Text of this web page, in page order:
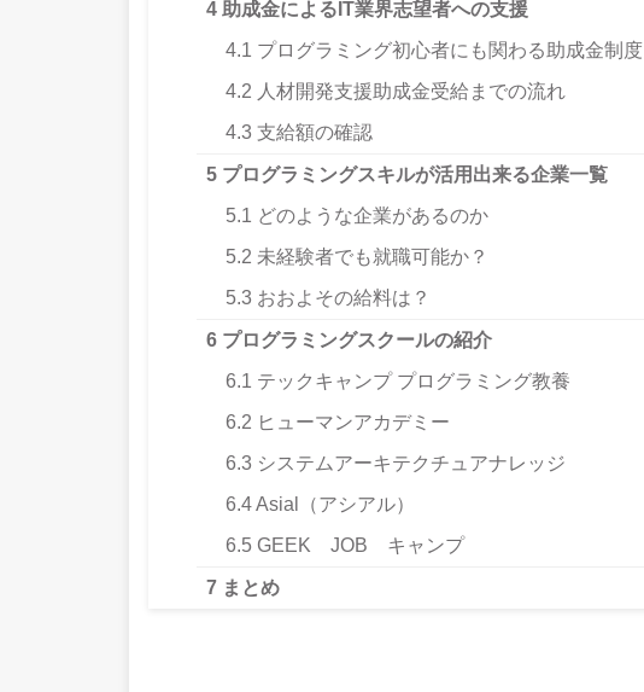
4 助成金によるIT業界志望者への支援
4.1 プログラミング初心者にも関わる助成金制度
4.2 人材開発支援助成金受給までの流れ
4.3 支給額の確認
5 プログラミングスキルが活用出来る企業一覧
5.1 どのような企業があるのか
5.2 未経験者でも就職可能か？
5.3 おおよその給料は？
6 プログラミングスクールの紹介
6.1 テックキャンプ プログラミング教養
6.2 ヒューマンアカデミー
6.3 システムアーキテクチュアナレッジ
6.4Asial（アシアル）
6.5 GEEK JOB キャンプ
7 まとめ